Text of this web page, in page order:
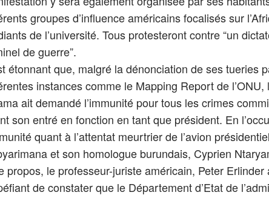
groupes d’influence américains focalisés sur
de l’université. Tous protesteront contre “un
de guerre”.
étonnant que, malgré la dénonciation de ses tueries
instances comme le Mapping Report de
ait demandé l’immunité pour tous les crimes
son entré en fonction en tant que président. En
quant à l’attentat meurtrier de l’avion
et son homologue burundais, Cyprien
propos, le professeur-juriste américain, Peter Erlinder
de constater que le Département d’Etat de